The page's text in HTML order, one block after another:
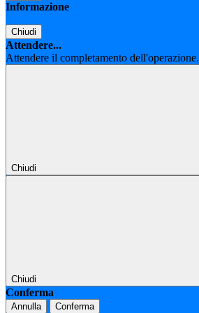
Informazione
Chiudi
Attendere...
Attendere il completamento
Chiudi
Chiudi
Conferma
Annulla Conferma